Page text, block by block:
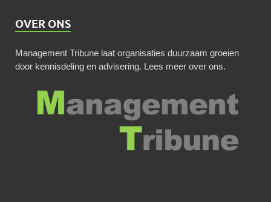
OVER ONS
Management Tribune laat organisaties duurzaam groeien
door kennisdeling en advisering. Lees meer over ons.